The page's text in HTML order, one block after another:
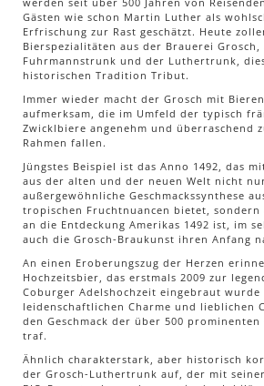
Gästen wie schon Martin Luther als
Erfrischung zur Rast geschätzt. Heute
Bierspezialitäten aus der Brauerei
Fuhrmannstrunk und der Luthertrunk,
historischen Tradition Tribut.
Immer wieder macht der Grosch mit
aufmerksam, die im Umfeld der typisch
Zwicklbiere angenehm und überraschend
Rahmen fallen.
Jüngstes Beispiel ist das Anno 1492, das
aus der alten und der neuen Welt nicht
außergewöhnliche Geschmackssynthese
tropischen Fruchtnuancen bietet, sondern
an die Entdeckung Amerikas 1492 ist, im
auch die Grosch-Braukunst ihren Anfang
An einen Eroberungszug der Herzen
Hochzeitsbier, das erstmals 2009 zur
Coburger Adelshochzeit eingebraut wurde
leidenschaftlichen Charme und lieblichen
den Geschmack der über 500 prominenten
traf.
Ähnlich charakterstark, aber historisch
der Grosch-Luthertrunk auf, der mit